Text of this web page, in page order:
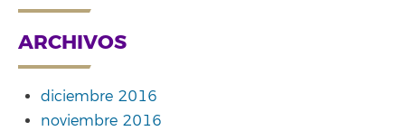
ARCHIVOS
diciembre 2016
noviembre 2016